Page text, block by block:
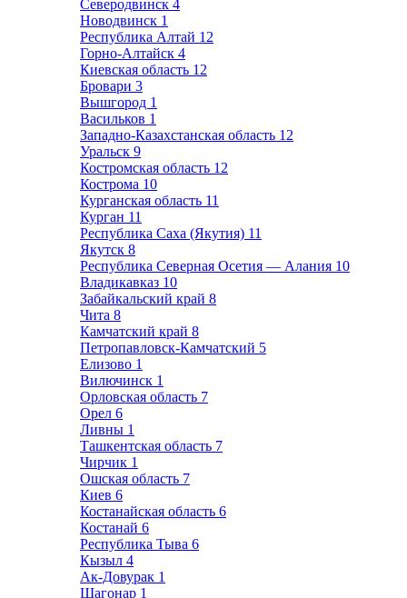
Северодвинск 4
Новодвинск 1
Республика Алтай 12
Горно-Алтайск 4
Киевская область 12
Бровари 3
Вышгород 1
Васильков 1
Западно-Казахстанская область 12
Уральск 9
Костромская область 12
Кострома 10
Курганская область 11
Курган 11
Республика Саха (Якутия) 11
Якутск 8
Республика Северная Осетия — Алания 10
Владикавказ 10
Забайкальский край 8
Чита 8
Камчатский край 8
Петропавловск-Камчатский 5
Елизово 1
Вилючинск 1
Орловская область 7
Орел 6
Ливны 1
Ташкентская область 7
Чирчик 1
Ошская область 7
Киев 6
Костанайская область 6
Костанай 6
Республика Тыва 6
Кызыл 4
Ак-Довурак 1
Шагонар 1